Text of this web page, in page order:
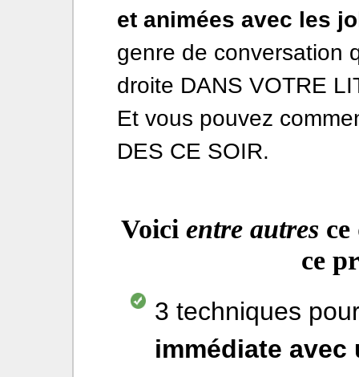
et animées avec les
genre de conversation
droite DANS VOTRE
Et vous pouvez
DES CE SOIR.
Voici entre autres
ce
3 techniques
immédiate avec